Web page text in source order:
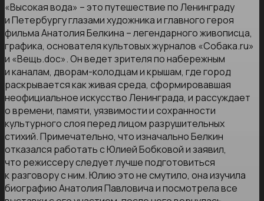
«Высокая вода» – это путешествие по Ленинграду
и Петербургу глазами художника и главного героя
фильма Анатолия Белкина – легендарного живописца,
графика, основателя культовых журналов «Собака.ru»
и «Вещь.doc». Он ведет зрителя по набережным
и каналам, дворам-колодцам и крышам, где город
раскрывается как живая среда, сформировавшая
неофициальное искусство Ленинграда, и рассуждает
о времени, памяти, уязвимости и сохранности
культурного слоя перед лицом разрушительных
стихий. Примечательно, что изначально Белкин
отказался работать с Юлией Бобковой и заявил,
что режиссеру следует лучше подготовиться
к разговору с ним. Юлию это не смутило, она изучила
биографию Анатолия Павловича и посмотрела все